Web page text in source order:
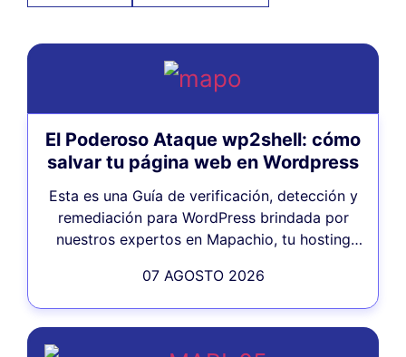
El Poderoso Ataque wp2shell: cómo
salvar tu página web en Wordpress
Esta es una Guía de verificación, detección y
remediación para WordPress brindada por
nuestros expertos en Mapachio, tu hosting
07 AGOSTO 2026